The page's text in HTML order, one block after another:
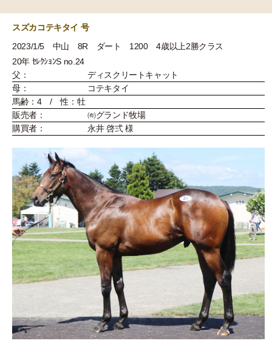
スズカコテキタイ 号
2023/1/5 中山 8R ダート 1200 4歳以上2勝クラス
20年 ｾﾚｸｼｮﾝS no.24
父：
ディスクリートキャット
母：
コテキタイ
馬齢：4 / 性：牡
販売者：
㈲グランド牧場
購買者：
永井 啓弍 様